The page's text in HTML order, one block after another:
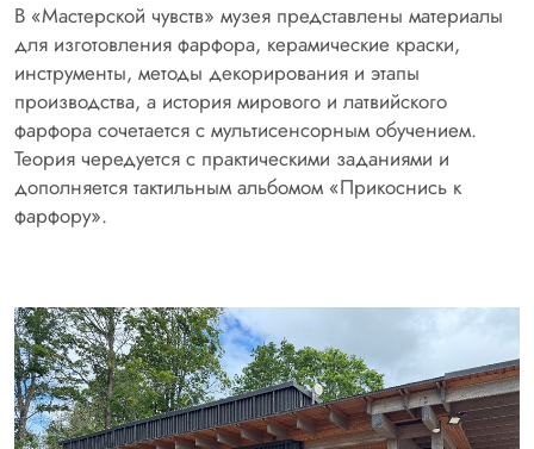
В «Мастерской чувств» музея представлены материалы
для изготовления фарфора, керамические краски,
инструменты, методы декорирования и этапы
производства, а история мирового и латвийского
фарфора сочетается с мультисенсорным обучением.
Теория чередуется с практическими заданиями и
дополняется тактильным альбомом «Прикоснись к
фарфору».